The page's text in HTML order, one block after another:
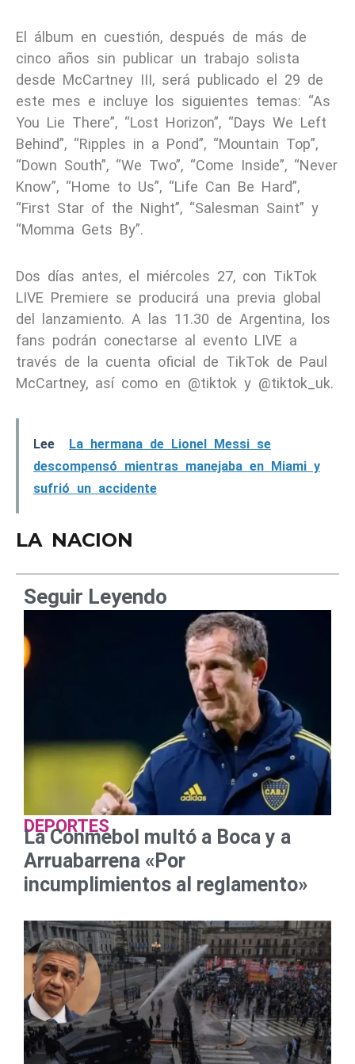
El álbum en cuestión, después de más de
cinco años sin publicar un trabajo solista
desde McCartney III, será publicado el 29 de
este mes e incluye los siguientes temas: “As
You Lie There”, “Lost Horizon”, “Days We Left
Behind”, “Ripples in a Pond”, “Mountain Top”,
“Down South”, “We Two”, “Come Inside”, “Never
Know”, “Home to Us”, “Life Can Be Hard”,
“First Star of the Night”, “Salesman Saint” y
“Momma Gets By”.
Dos días antes, el miércoles 27, con TikTok
LIVE Premiere se producirá una previa global
del lanzamiento. A las 11.30 de Argentina, los
fans podrán conectarse al evento LIVE a
través de la cuenta oficial de TikTok de Paul
McCartney, así como en @tiktok y @tiktok_uk.
Lee
La hermana de Lionel Messi se
descompensó mientras manejaba en Miami y
sufrió un accidente
LA NACION
Seguir Leyendo
DEPORTES
La Conmebol multó a Boca y a
Arruabarrena «Por
incumplimientos al reglamento»